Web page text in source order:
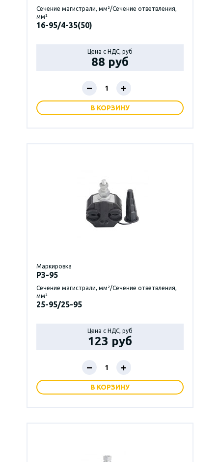
Сечение магистрали, мм²/Сечение ответвления,
мм²
16-95/4-35(50)
Цена с НДС, руб
88 руб
– +
В КОРЗИНУ
Маркировка
P3-95
Сечение магистрали, мм²/Сечение ответвления,
мм²
25-95/25-95
Цена с НДС, руб
123 руб
– +
В КОРЗИНУ